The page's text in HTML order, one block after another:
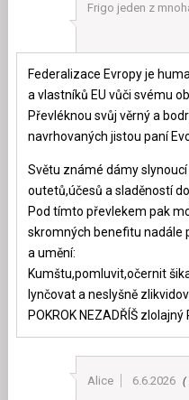
Frigo jeden z
Federalizace Evropy je
a vlastníků EU vůči svému
Převléknou svůj věrný a
navrhovaných jistou paní
Světu známé dámy
outetů,účesů a sladěností
Pod tímto převlekem pak
skromných benefitu nadále
a umění:
Kumštu,pomluvit,očernit
lynčovat a neslyšně
POKROK NEZADŘÍŠ zlolajný
Alice 6.6.2026